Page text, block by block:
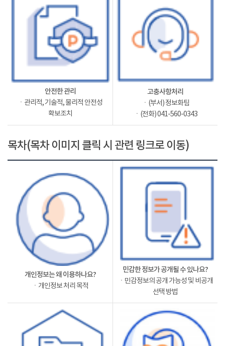
안전한 관리
ㆍ관리적, 기술적, 물리적 안전성
확보조치
고충사항처리
ㆍ(부서) 정보화팀
ㆍ(전화) 041-560-0343
목차(목차 이미지 클릭 시 관련 링크로 이동)
개인정보는 왜 이용하나요?
ㆍ개인정보 처리 목적
민감한 정보가 공개될 수 있나요?
ㆍ민감정보의 공개 가능성 및 비공개
선택 방법